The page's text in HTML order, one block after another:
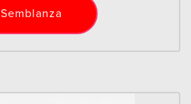
Semblanza